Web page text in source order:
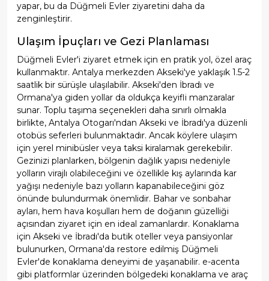
yapar, bu da Düğmeli Evler ziyaretini daha da
zenginleştirir.
Ulaşım İpuçları ve Gezi Planlaması
Düğmeli Evler'i ziyaret etmek için en pratik yol, özel araç
kullanmaktır. Antalya merkezden Akseki'ye yaklaşık 1.5-2
saatlik bir sürüşle ulaşılabilir. Akseki'den İbradı ve
Ormana'ya giden yollar da oldukça keyifli manzaralar
sunar. Toplu taşıma seçenekleri daha sınırlı olmakla
birlikte, Antalya Otogarı'ndan Akseki ve İbradı'ya düzenli
otobüs seferleri bulunmaktadır. Ancak köylere ulaşım
için yerel minibüsler veya taksi kiralamak gerekebilir.
Gezinizi planlarken, bölgenin dağlık yapısı nedeniyle
yolların virajlı olabileceğini ve özellikle kış aylarında kar
yağışı nedeniyle bazı yolların kapanabileceğini göz
önünde bulundurmak önemlidir. Bahar ve sonbahar
ayları, hem hava koşulları hem de doğanın güzelliği
açısından ziyaret için en ideal zamanlardır. Konaklama
için Akseki ve İbradı'da butik oteller veya pansiyonlar
bulunurken, Ormana'da restore edilmiş Düğmeli
Evler'de konaklama deneyimi de yaşanabilir. e-acenta
gibi platformlar üzerinden bölgedeki konaklama ve araç